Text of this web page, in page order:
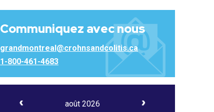
Communiquez avec nous
grandmontreal@crohnsandcolitis.ca
1-800-461-4683
août 2026